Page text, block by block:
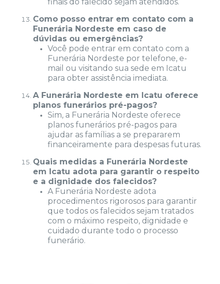
Como posso entrar em contato com a
Funerária Nordeste em caso de
dúvidas ou emergências?
Você pode entrar em contato com a
Funerária Nordeste por telefone, e-
mail ou visitando sua sede em Icatu
para obter assistência imediata.
A Funerária Nordeste em Icatu oferece
planos funerários pré-pagos?
Sim, a Funerária Nordeste oferece
planos funerários pré-pagos para
ajudar as famílias a se prepararem
financeiramente para despesas futuras.
Quais medidas a Funerária Nordeste
em Icatu adota para garantir o respeito
e a dignidade dos falecidos?
A Funerária Nordeste adota
procedimentos rigorosos para garantir
que todos os falecidos sejam tratados
com o máximo respeito, dignidade e
cuidado durante todo o processo
funerário.